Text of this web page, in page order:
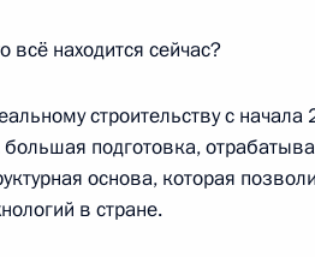
всё находится сейчас?
строительству с начала
большая подготовка,
основа, которая
в стране.